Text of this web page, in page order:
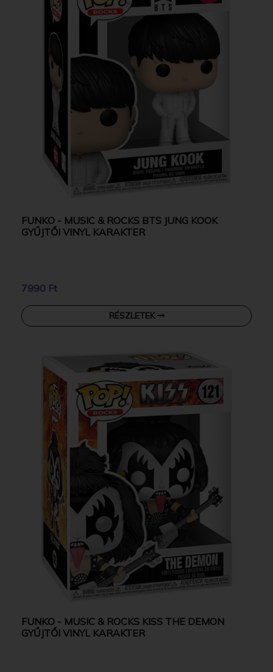
FUNKO - MUSIC & ROCKS BTS JUNG KOOK
GYŰJTŐI VINYL KARAKTER
7990 Ft
RÉSZLETEK
FUNKO - MUSIC & ROCKS KISS THE DEMON
GYŰJTŐI VINYL KARAKTER